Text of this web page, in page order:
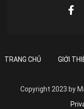
TRANG CHỦ GIỚI
Copyright 2023 by